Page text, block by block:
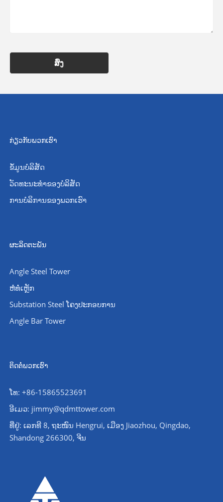
ສົ່ງ
ກ່ຽວກັບພວກເຮົາ
ຂໍ້ມູນບໍລິສັດ
ວັດທະນະທໍາຂອງບໍລິສັດ
ການບໍລິການຂອງພວກເຮົາ
ຜະລິດຕະພັນ
Angle Steel Tower
ຫໍທໍ່ເຫຼັກ
Substation Steel ໂຄງປະກອບການ
Angle Bar Tower
ຕິດຕໍ່ພວກເຮົາ
ໂທ: +86-15865523691
ອີເມວ: jimmy@qdmttower.com
ທີ່ຢູ່: ເລກທີ 8, ຖະໜົນ Hengrui, ເມືອງ Jiaozhou, Qingdao,
Shandong 266300, ຈີນ